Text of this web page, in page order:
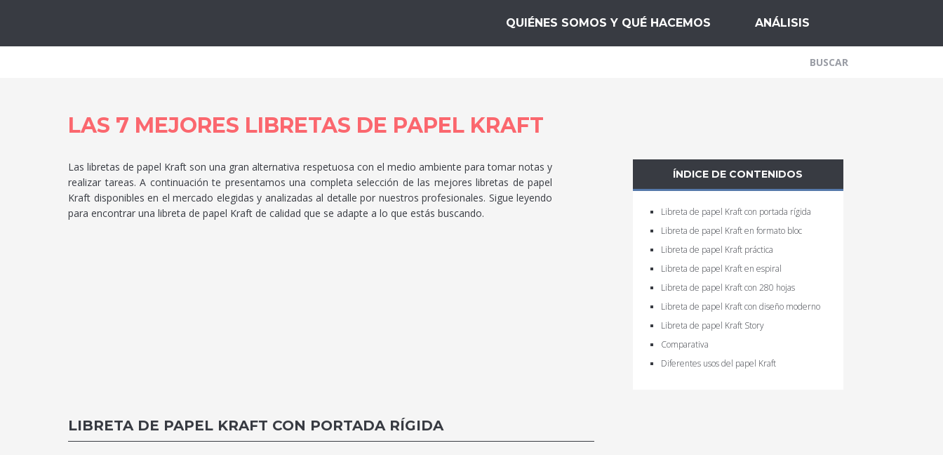
QUIÉNES SOMOS Y QUÉ HACEMOS ANÁLISIS
LAS 7 MEJORES LIBRETAS DE PAPEL KRAFT
ÍNDICE DE CONTENIDOS
Libreta de papel Kraft con portada rígida
Libreta de papel Kraft en formato bloc
Libreta de papel Kraft práctica
Libreta de papel Kraft en espiral
Libreta de papel Kraft con 280 hojas
Libreta de papel Kraft con diseño moderno
Libreta de papel Kraft Story
Comparativa
Diferentes usos del papel Kraft
Las libretas de papel Kraft son una gran alternativa respetuosa con el medio ambiente para tomar notas y
realizar tareas. A continuación te presentamos una completa selección de las mejores libretas de papel
Kraft disponibles en el mercado elegidas y analizadas al detalle por nuestros profesionales. Sigue leyendo
para encontrar una libreta de papel Kraft de calidad que se adapte a lo que estás buscando.
LIBRETA DE PAPEL KRAFT CON PORTADA RÍGIDA